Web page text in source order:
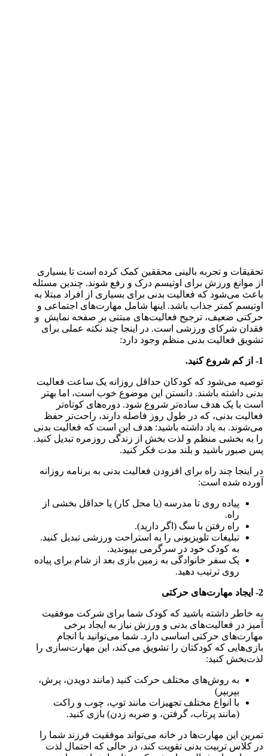
تحقیقات و تجربه بالینی محققین کمک کرده است تا بسیاری
از موانع ورزش برای اوتیسم درک و رفع شوند. چندین مسئله
باعث می‌شود که فعالیت بدنی برای بسیاری از افراد مبتلا به
اوتیسم کمتر جذاب باشد. اینها شامل مهارت‌های اجتماعی و
حرکتی ضعیف، ترجیح فعالیت‌های مبتنی بر صفحه نمایش و
فقدان شرکای ورزشی است. در اینجا چند نکته عملی برای
تشویق فعالیت بدنی منظم وجود دارد:
1- از کم شروع کنید.
توصیه می‌شود که کودکان حداقل روزانه یک ساعت فعالیت
بدنی داشته باشند. دانستن این موضوع خوب است، اما بهتر
است با یک هدف ساده‌تر شروع شود. دوره‌های کوتاه‌تر
فعالیت بدنی، که در طول روز فاصله دارند، راحت‌تر حفظ
می‌شوند. به یاد داشته باشید: هدف این است که فعالیت بدنی
را به بخشی منظم و لذت بخش از زندگی روزمره تبدیل کنید.
پس صبور باشید و بلند مدت فکر کنید.
در اینجا چند راه برای افزودن فعالیت بدنی به برنامه روزانه
آورده شده است:
پیاده روی تا مدرسه (یا محل کار) یا حداقل بخشی از
راه.
راه رفتن با سگ (اگر دارید).
تبلیغات تلویزیونی را به استراحت ورزشی تبدیل کنید.
به کودک خود در سرگرمی بپیوندید.
یک سفر خانوادگی به زمین بازی بعد از شام برای پیاده
روی ترتیب دهید.
2- ایجاد مهارت‌های حرکتی
به خاطر داشته باشید که کودک شما برای شرکت موفقیت
آمیز در فعالیت‌های بدنی و ورزش نیاز به ایجاد برخی
مهارت‌های حرکتی اساسی دارد. شما می‌توانید با انجام
بازی‌هایی که کودکتان را تشویق می‌کند، این مهارت‌سازی را
لذت‌بخش کنید:
به روش‌های مختلف حرکت کنید (مانند دویدن، پرش،
بپربپر)
با انواع مختلف تجهیزات مانند توپ، چوب و راکت
(مانند پرتاب، گرفتن، و ضربه زدن) بازی کنید.
تمرین این مهارت‌ها در خانه می‌تواند موفقیت فرزند شما را
در کلاس تربیت بدنی تقویت کند، در حالی که احتمال لذت